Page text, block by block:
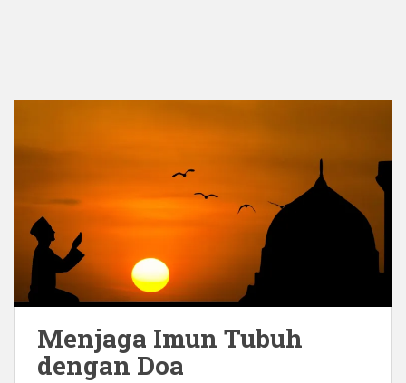
Menjaga Imun Tubuh
dengan Doa